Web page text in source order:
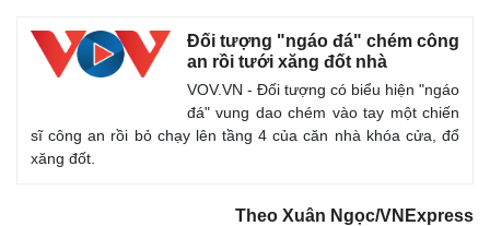
Đối tượng "ngáo đá" chém công
an rồi tưới xăng đốt nhà
VOV.VN - Đối tượng có biểu hiện "ngáo
đá" vung dao chém vào tay một chiến
sĩ công an rồi bỏ chạy lên tầng 4 của căn nhà khóa cửa, đổ
xăng đốt.
Theo Xuân Ngọc/VNExpress